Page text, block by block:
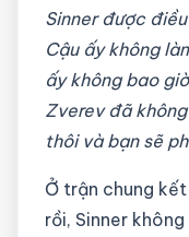
Sinner được
Cậu ấy không
ấy không bao
Zverev đã
thôi và bạn sẽ
Ở trận chung
rồi, Sinner